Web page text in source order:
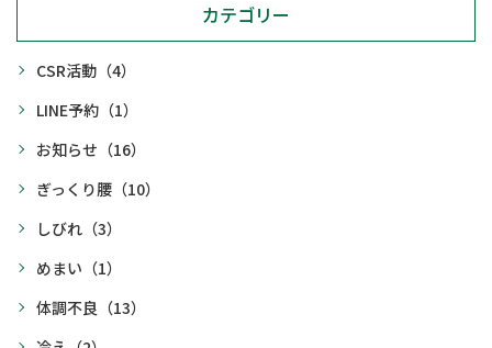
カテゴリー
CSR活動 （4）
LINE予約 （1）
お知らせ （16）
ぎっくり腰 （10）
しびれ （3）
めまい （1）
体調不良 （13）